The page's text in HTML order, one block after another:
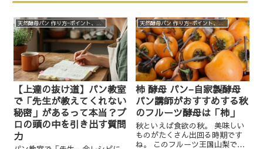
天然酵母パン 作り方−ポイント、実験、裏話など
【上達の抜け道】パン教室
で「先生が教えてくれない
秘密」があるって本当？プ
ロの頭の中を引き出す質問
力
天然酵母パン 作り方−ポイント、実験、裏話など
柿 酵母 パン−自家製酵母
パン講師がおすすめする秋
のフルーツ酵母は「柿」
秋といえば食欲の秋。 美味しい
ものがたくさん出回る時期です
ね。 このフルーツ王国山梨でも